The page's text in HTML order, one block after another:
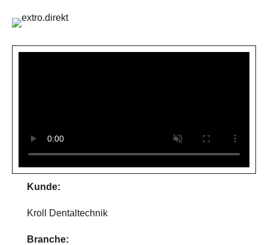
Kunde:
Kroll Dentaltechnik
Branche: